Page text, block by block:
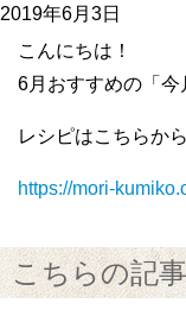
2019年6月3日
こんにちは！
6月おすすめの「今
レシピはこちらか
https://mori-
こちらの記